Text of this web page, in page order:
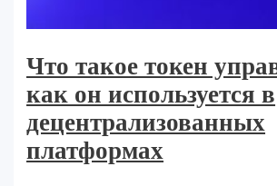
Что такое токен
как он используется в
децентрализованных
платформах